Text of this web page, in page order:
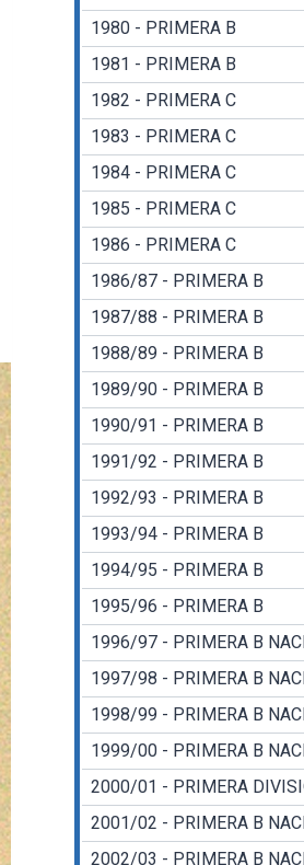
1980 - PRIMERA B
1981 - PRIMERA B
1982 - PRIMERA C
1983 - PRIMERA C
1984 - PRIMERA C
1985 - PRIMERA C
1986 - PRIMERA C
1986/87 - PRIMERA B
1987/88 - PRIMERA B
1988/89 - PRIMERA B
1989/90 - PRIMERA B
1990/91 - PRIMERA B
1991/92 - PRIMERA B
1992/93 - PRIMERA B
1993/94 - PRIMERA B
1994/95 - PRIMERA B
1995/96 - PRIMERA B
1996/97 - PRIMERA B
1997/98 - PRIMERA B
1998/99 - PRIMERA B
1999/00 - PRIMERA B
2000/01 - PRIMERA
2001/02 - PRIMERA B
2002/03 - PRIMERA B